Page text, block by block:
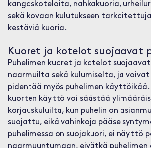
kangaskoteloita, nahkakuoria,
sekä kovaan kulutukseen
kestäviä kuoria.
Kuoret ja kotelot suojaavat
Puhelimen kuoret ja kotelot
naarmuilta sekä kulumiselta, ja voivat
pidentää myös puhelimen käyttöikää.
kuorten käyttö voi säästää
korjauskuluilta, kun puhelin on
suojattu, eikä vahinkoja pääse
puhelimessa on suojakuori, ei näyttö
naarmuuntumaan, eivätkä puhelimen